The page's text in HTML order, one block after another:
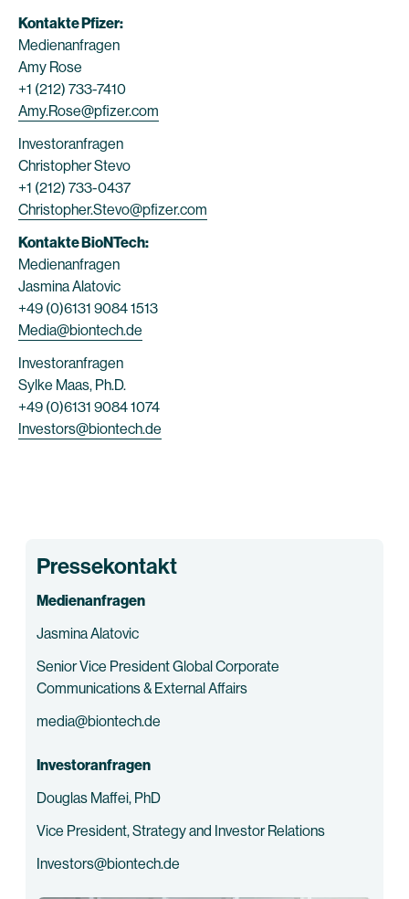
Kontakte Pfizer:
Medienanfragen
Amy Rose
+1 (212) 733-7410
Amy.Rose@pfizer.com
Investoranfragen
Christopher Stevo
+1 (212) 733-0437
Christopher.Stevo@pfizer.com
Kontakte BioNTech:
Medienanfragen
Jasmina Alatovic
+49 (0)6131 9084 1513
Media@biontech.de
Investoranfragen
Sylke Maas, Ph.D.
+49 (0)6131 9084 1074
Investors@biontech.de
Pressekontakt
Medienanfragen
Jasmina Alatovic
Senior Vice President Global Corporate
Communications & External Affairs
media@biontech.de
Investoranfragen
Douglas Maffei, PhD
Vice President, Strategy and Investor Relations
Investors@biontech.de